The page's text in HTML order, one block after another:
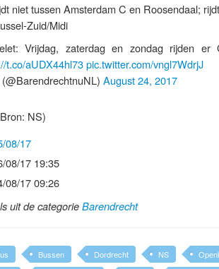
niet tussen Amsterdam C en Roosendaal;
Zuid/Midi
Vrijdag, zaterdag en zondag rijden er
t.co/aUDX44hl73pic.twitter.com/vngl7WdrjJ
August 24, 2017
NS)
08/17
08/17 19:35
08/17 09:26
uit de categorie Barendrecht
Bussen Dordrecht NS